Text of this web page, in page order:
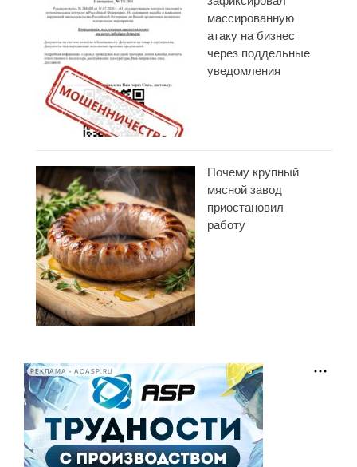
массированную
атаку на бизнес
через поддельные
уведомления
Почему крупный
мясной завод
приостановил
работу
РЕКЛАМА • AOASP.RU